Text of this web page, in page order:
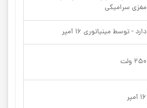
مغزی سرامیکی
دارد - توسط مینیاتوری 16 آمپر
250 ولت
16 آمپر